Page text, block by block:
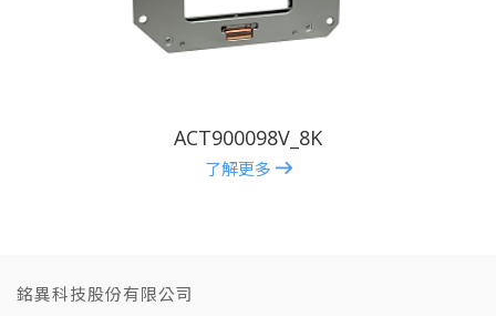
ACT900098V_8K
了解更多
銘異科技股份有限公司